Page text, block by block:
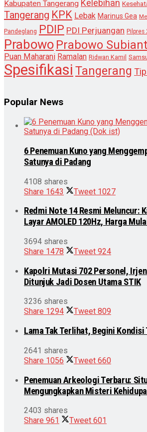
Kabupaten Tangerang Kelebihan
Tangerang KPK Lebak Marinus Gea
Pandeglang PDIP PDI Perjuangan Pilpres
Prabowo Prabowo
Puan Maharani Ramalan Ridwan Kamil
Spesifikasi Tangerang
Popular News
6 Penemuan Kuno yang
Satunya di Padang
4108 shares
Share 1643 Tweet 1027
Redmi Note 14 Resmi Meluncur:
Layar AMOLED 120Hz, Harga
3694 shares
Share 1478 Tweet 924
Kapolri Mutasi 702 Personel,
Ditunjuk Jadi Dosen Utama STIK
3236 shares
Share 1294 Tweet 809
Lama Tak Terlihat, Begini
2641 shares
Share 1056 Tweet 660
Penemuan Arkeologi Terbaru:
Mengungkapkan Misteri
2403 shares
Share 961 Tweet 601